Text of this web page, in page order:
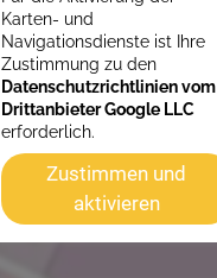
Karten- und
Navigationsdienste ist Ihre
Zustimmung zu den
Datenschutzrichtlinien vom
Drittanbieter Google LLC
erforderlich.
Zustimmen und
aktivieren